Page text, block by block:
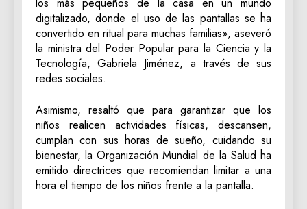
los más pequeños de la casa en un mundo
digitalizado, donde el uso de las pantallas se ha
convertido en ritual para muchas familias», aseveró
la ministra del Poder Popular para la Ciencia y la
Tecnología, Gabriela Jiménez, a través de sus
redes sociales.
Asimismo, resaltó que para garantizar que los
niños realicen actividades físicas, descansen,
cumplan con sus horas de sueño, cuidando su
bienestar, la Organización Mundial de la Salud ha
emitido directrices que recomiendan limitar a una
hora el tiempo de los niños frente a la pantalla.